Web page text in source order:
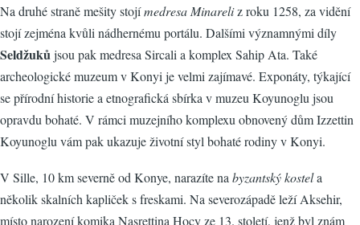
Na druhé straně mešity stojímedresa Minareliz roku 1258, za vidění
stojí zejména kvůli nádhernému portálu. Dalšími významnými díly
Seldžukůjsou pak medresa Sircali a komplex Sahip Ata. Také
archeologické muzeum v Konyi je velmi zajímavé. Exponáty, týkající
se přírodní historie a etnografická sbírka v muzeu Koyunoglu jsou
opravdu bohaté. V rámci muzejního komplexu obnovený dům Izzettin
Koyunoglu vám pak ukazuje životní styl bohaté rodiny v Konyi.
V Sille, 10 km severně od Konye, narazíte na byzantský kostela
několik skalních kapliček s freskami. Na severozápadě leží Aksehir,
místo narození komika Nasrettina Hocy ze 13. století, jenž byl znám